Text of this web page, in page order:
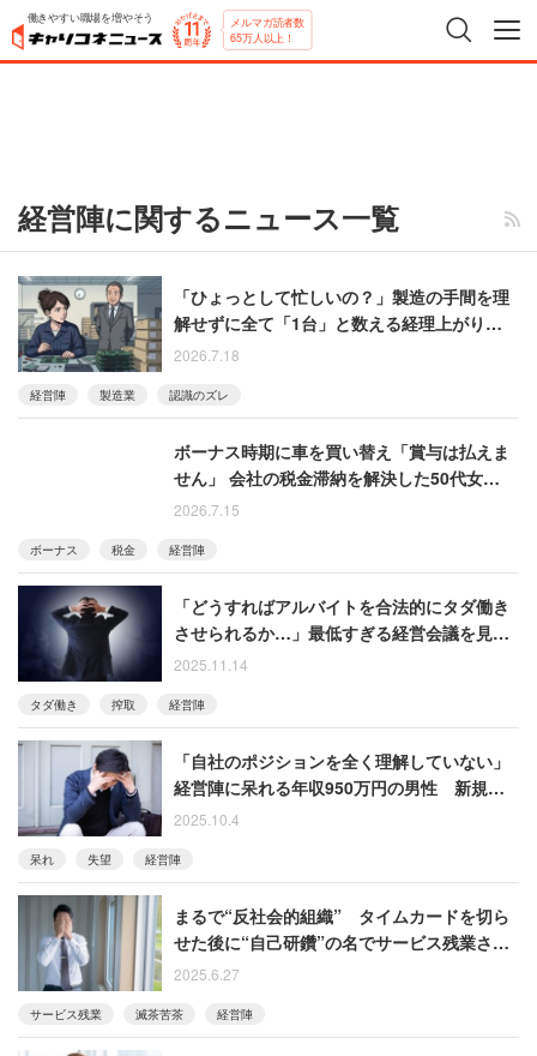
働きやすい職場を増やそう メルマガ読者数
65万人以上！
経営陣に関するニュース一覧
「ひょっとして忙しいの？」製造の手間を理
解せずに全て「1台」と数える経理上がり社長
に女性従業員が呆れた一言
2026.7.18
経営陣 製造業 認識のズレ
ボーナス時期に車を買い替え「賞与は払えま
せん」 会社の税金滞納を解決した50代女性が
「終わってる」と気づいた瞬間
2026.7.15
ボーナス 税金 経営陣
「どうすればアルバイトを合法的にタダ働き
させられるか…」最低すぎる経営会議を見て
「この会社に未来はない」と退職した男性
2025.11.14
タダ働き 搾取 経営陣
「自社のポジションを全く理解していない」
経営陣に呆れる年収950万円の男性 新規事
業も“思いつきレベル”と批判
2025.10.4
呆れ 失望 経営陣
まるで“反社会的組織” タイムカードを切ら
せた後に“自己研鑽”の名でサービス残業させ
る職場
2025.6.27
サービス残業 滅茶苦茶 経営陣